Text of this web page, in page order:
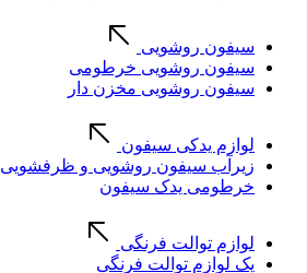
سیفون روشویی
سیفون روشویی خرطومی
سیفون روشویی مخزن دار
لوازم یدکی سیفون
زیرآب سیفون روشویی و ظرفشویی
خرطومی یدک سیفون
لوازم توالت فرنگی
پک لوازم توالت فرنگی